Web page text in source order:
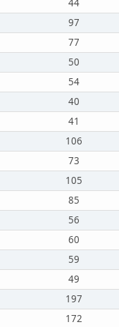
44
97
77
50
54
40
41
106
73
105
85
56
60
59
49
197
172